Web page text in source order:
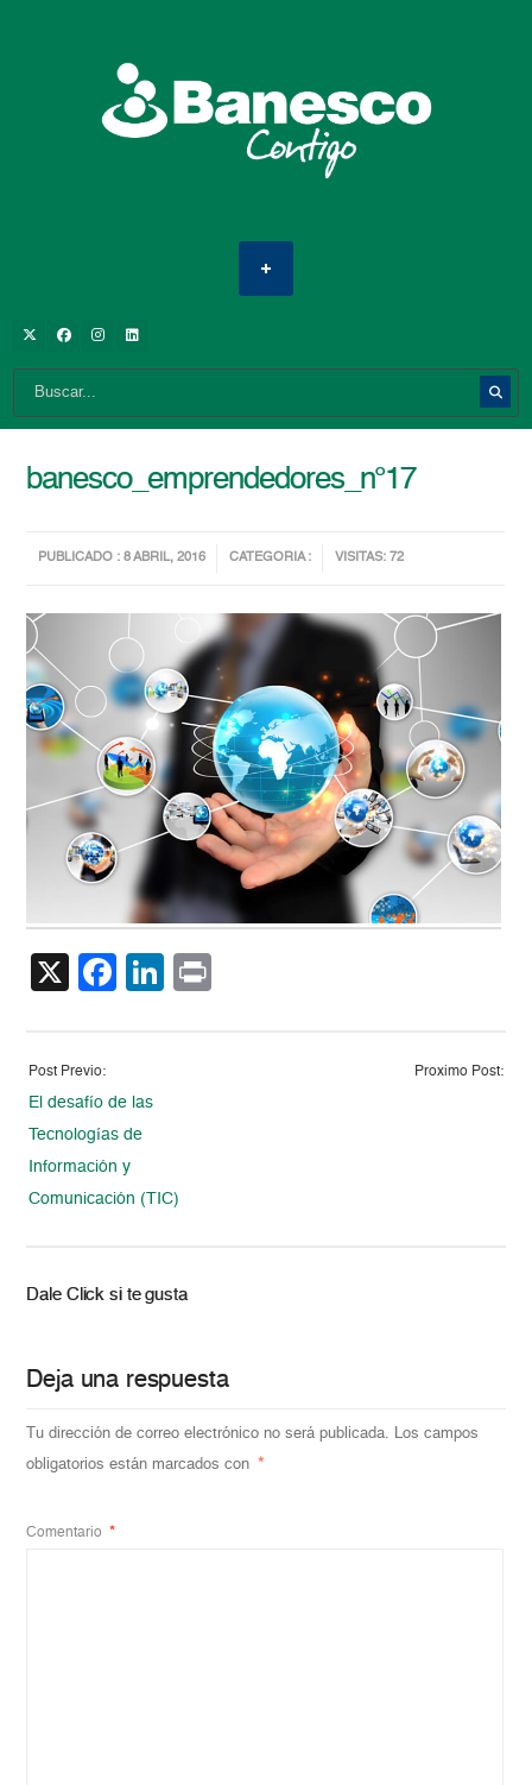
banesco_emprendedores_n°17
PUBLICADO : 8 ABRIL, 2016 CATEGORIA : VISITAS: 72
X Facebook
LinkedIn
Post Previo:
El desafío de las
Tecnologías de
Información y
Comunicación (TIC)
Proximo Post:
Dale Click si te gusta
Deja una respuesta
Tu dirección de correo electrónico no será publicada. Los campos
obligatorios están marcados con *
Comentario *